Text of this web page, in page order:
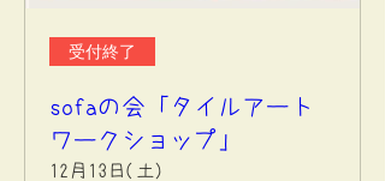
受付終了
sofaの会「タイルアート
ワークショップ」
12月13日(土)